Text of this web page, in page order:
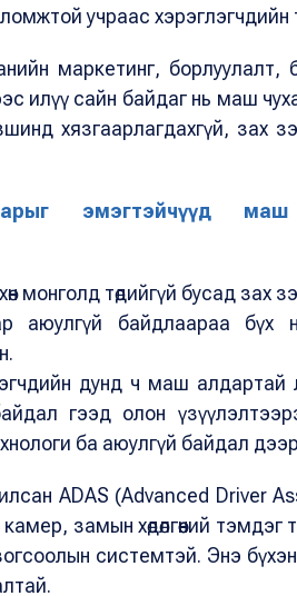
учраас
маркетинг, борлуулалт,
илүү сайн байдаг нь маш
хязгаарлагдахгүй, зах
эмэгтэйчүүд
монголд төдийгүй бусад зах
аюулгүй байдлаараа бүх
дунд ч маш алдартай
гээд олон
ба аюулгүй байдал
ADAS (Advanced Driver
камер, замын хөдөлгөөний
системтэй. Энэ бүхэн